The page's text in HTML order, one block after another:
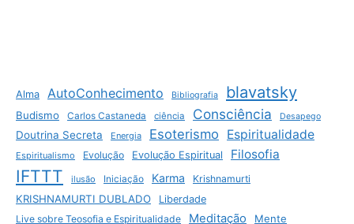
Alma AutoConhecimento Bibliografia blavatsky
Budismo Carlos Castaneda ciência Consciência Desapego
Doutrina Secreta Energia Esoterismo Espiritualidade
Espiritualismo Evolução Evolução Espiritual Filosofia
IFTTT ilusão Iniciação Karma Krishnamurti
KRISHNAMURTI DUBLADO
Liberdade
Live sobre Teosofia e Espiritualidade
Meditação Mente